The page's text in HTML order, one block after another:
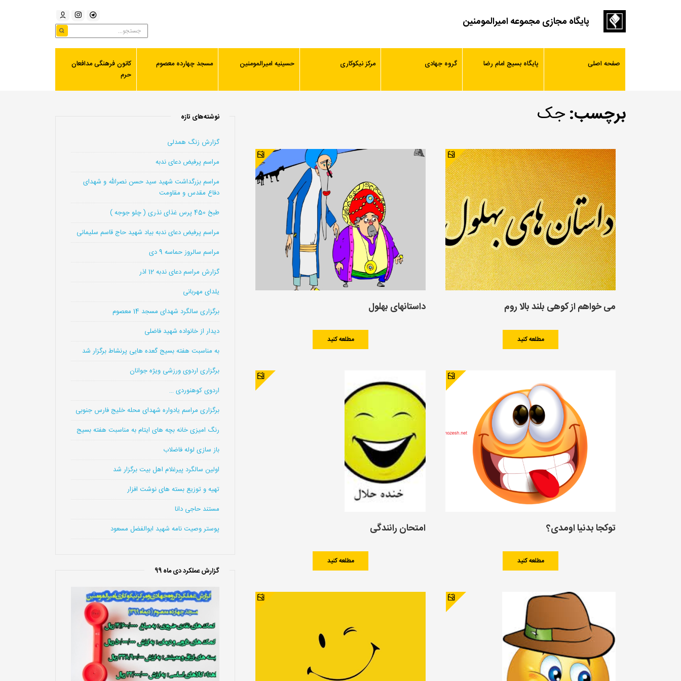
پایگاه مجازی مجموعه امیرالمومنین
صفحه اصلی پایگاه بسیج امام رضا گروه جهادی مرکز نیکوکاری حسینیه امیرالمومنین مسجد چهارده معصوم
کانون فرهنگی مدافعان
حرم
برچسب:جک
می خواهم از كوهی بلند بالا روم
مطلعه کنید
داستانهای بهلول
مطلعه کنید
توکجا بدنیا اومدی؟
مطلعه کنید
امتحان رانندگی
مطلعه کنید
نوشته‌های تازه
گزارش زنگ همدلی
مراسم پرفیض دعای ندبه
مراسم بزرگداشت شهید سید حسن نصرالله و شهدای
دفاع مقدس و مقاومت
طبخ 450 پرس غذای نذری ( چلو جوجه )
مراسم پرفیض دعای ندبه بیاد شهید حاج قاسم سلیمانی
مراسم سالروز حماسه 9 دی
گزارش مراسم دعای ندبه 12 اذر
یلدای مهربانی
برگزاری سالگرد شهدای مسجد 14 معصوم
دیدار از خانواده شهید فاضلی
به مناسبت هفته بسیج گعده هایی پرنشاط برگزار شد
برگزاری اردوی ورزشی ویژه جوانان
اردوی کوهنوردی …
برگزاری مراسم یادواره شهدای محله خلیج فارس جنوبی
رنگ امیزی خانه بچه های ایتام به مناسبت هفته بسیج
باز سازی لوله فاضلاب
اولین سالگرد پیرغلام اهل بیت برگزار شد
تهیه و توزیع بسته های نوشت افزار
مستند حاجی دانا
پوستر وصیت نامه شهید ابوالفضل مسعود
گزارش عملکرد دی ماه 99